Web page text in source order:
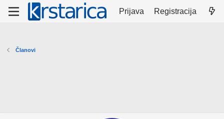
Prijava Registracija
Članovi